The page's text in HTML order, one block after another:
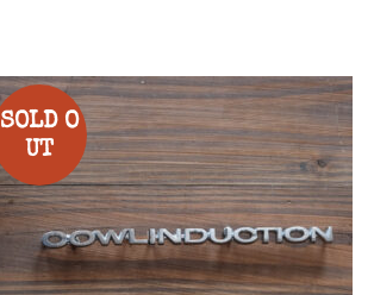
SOLD O
UT